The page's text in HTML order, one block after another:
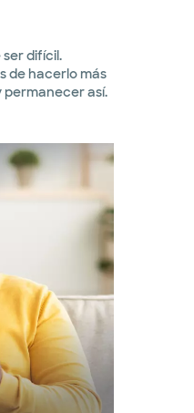
difícil.
de hacerlo más
permanecer así.